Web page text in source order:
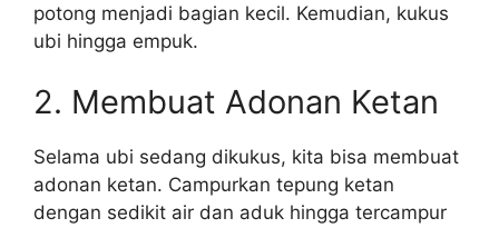
potong menjadi bagian kecil. Kemudian, kukus
ubi hingga empuk.
2. Membuat Adonan Ketan
Selama ubi sedang dikukus, kita bisa membuat
adonan ketan. Campurkan tepung ketan
dengan sedikit air dan aduk hingga tercampur